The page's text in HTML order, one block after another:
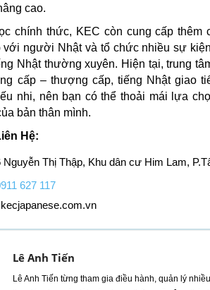
cao.
chính thức, KEC còn cung cấp thêm
với người Nhật và tổ chức nhiều sự
Nhật thường xuyên. Hiện tại, trung
cấp – thượng cấp, tiếng Nhật giao
nhi, nên bạn có thể thoải mái lựa
bản thân mình.
Hệ:
Thị Thập, Khu dân cư Him Lam,
627 117
Lê Anh Tiến
Lê Anh Tiến từng tham gia điều hành, quản lý